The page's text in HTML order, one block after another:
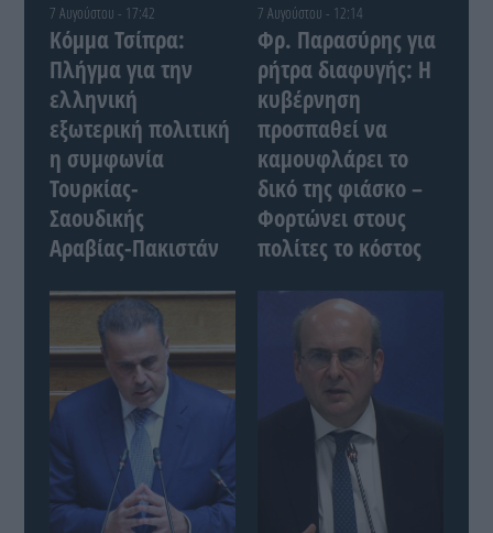
7 Αυγούστου - 17:42
Κόμμα Τσίπρα:
Πλήγμα για την
ελληνική
εξωτερική πολιτική
η συμφωνία
Τουρκίας-
Σαουδικής
Αραβίας-Πακιστάν
7 Αυγούστου - 12:14
Φρ. Παρασύρης για
ρήτρα διαφυγής: Η
κυβέρνηση
προσπαθεί να
καμουφλάρει το
δικό της φιάσκο –
Φορτώνει στους
πολίτες το κόστος